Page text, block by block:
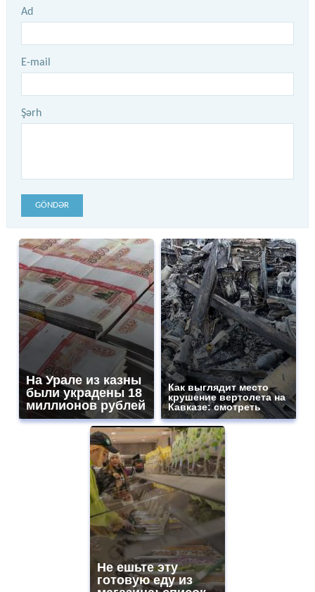
Ad
E-mail
Şərh
GÖNDƏR
На Урале из казны
были украдены 18
миллионов рублей
Как выглядит место
крушение вертолета на
Кавказе: смотреть
Не ешьте эту
готовую еду из